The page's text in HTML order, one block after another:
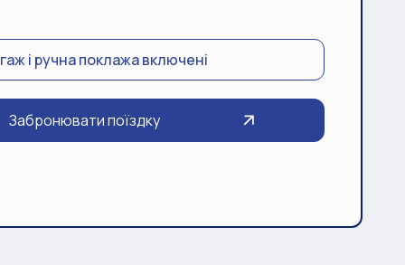
і ручна поклажа включені
Забронювати поїздку